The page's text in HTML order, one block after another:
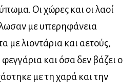
Οι χώρες και οι λαοί
με υπερηφάνεια
με λιοντάρια και αετούς,
φεγγάρια και όσα δεν βάζει ο
με τη χαρά και την